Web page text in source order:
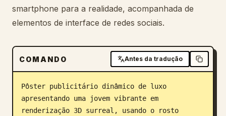
Preços
Baixar
Blog
smartphone para a realidade, acompanhada de
elementos de interface de redes sociais.
COMANDO Antes da tradução
Pôster publicitário dinâmico de luxo
apresentando uma jovem vibrante em
renderização 3D surreal, usando o rosto